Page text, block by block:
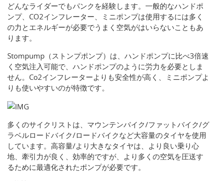
どんなライダーでもパンクを経験します。一般的なハンドポ
ンプ、CO2インフレーター、ミニポンプは使用するには多く
の力とエネルギーが必要でうまく空気がはいらないこともあ
ります。
Stompump（ストンプポンプ）は、ハンドポンプに比べ3倍速
く空気注入可能で、ハンドポンプのように労力を必要としま
せん。Co2インフレーターよりも安全性が高く、ミニポンプよ
りも使いやすいのが特徴です。
多くのサイクリストは、マウンテンバイク/ファットバイク/グ
ラベルロードバイク/ロードバイクなど大容量のタイヤを使用
しています。高容量/より大きなタイヤは、より良い乗り心
地、牽引力が良く、効率的ですが、より多くの空気を圧送す
るために最適化されたポンプが必要です。